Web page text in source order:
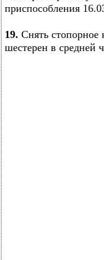
приспособления
19. Снять стопорное
шестерен в средней